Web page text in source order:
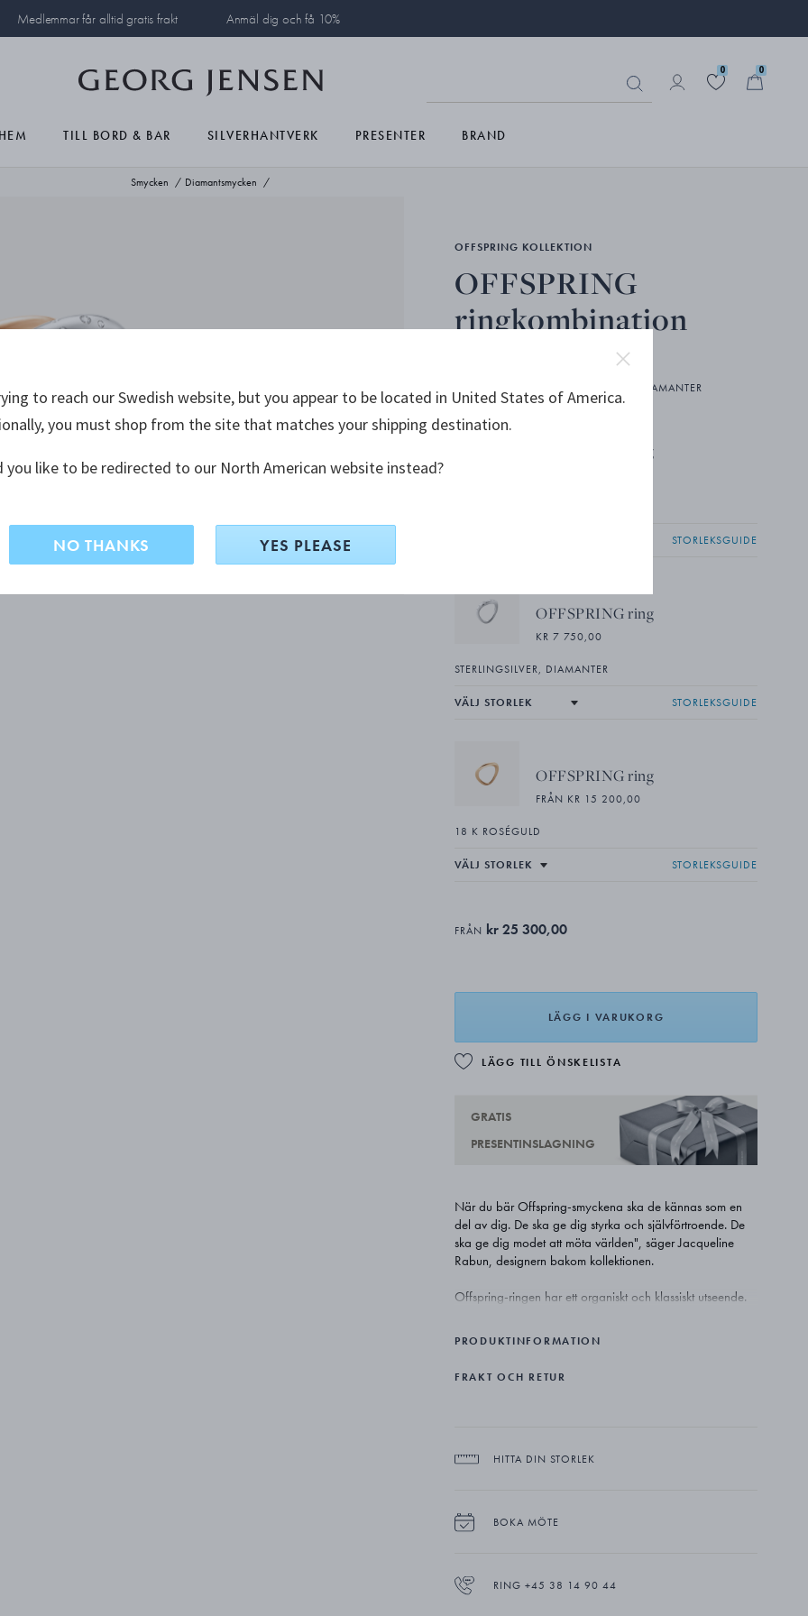
Medlemmar får alltid gratis frakt Anmäl dig och få 10%
0 0
TILL BORD & BAR SILVERHANTVERK PRESENTER BRAND
Smycken Diamantsmycken
OFFSPRING KOLLEKTION
OFFSPRING
ringkombination
18 K ROSÉGULD, STERLINGSILVER, DIAMANTER
OFFSPRING ring
STORLEKSGUIDE
OFFSPRING ring
KR 7 750,00
STERLINGSILVER, DIAMANTER
STORLEKSGUIDE
OFFSPRING ring
FRÅN KR 15 200,00
18 K ROSÉGULD
STORLEKSGUIDE
FRÅN kr 25 300,00
LÄGG I VARUKORG
LÄGG TILL ÖNSKELISTA
GRATIS
PRESENTINSLAGNING
När du bär Offspring-smyckena ska de kännas som en
del av dig. De ska ge dig styrka och självförtroende. De
ska ge dig modet att möta världen", säger Jacqueline
Rabun, designern bakom kollektionen.
Offspring-ringen har ett organiskt och klassiskt utseende.
födelse och hoppet om ett liv fullt av härliga äventyr.
Det övergripande temat bakom hela Offspring-
PRODUKTINFORMATION
FRAKT OCH RETUR
HITTA DIN STORLEK
BOKA MÖTE
RING +45 38 14 90 44
to reach our Swedish website, but you appear to be located in United States of America.
you must shop from the site that matches your shipping destination.
you like to be redirected to our North American website instead?
NO THANKS YES PLEASE